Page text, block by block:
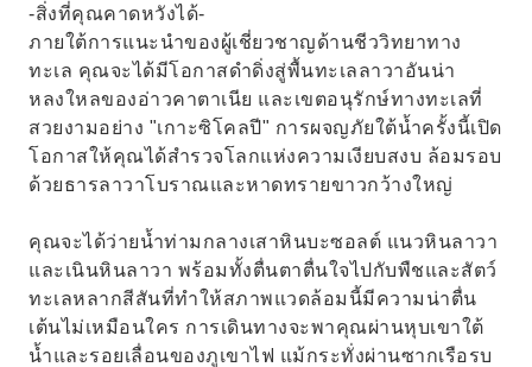
-สิ่งที่คุณคาดหวังได้-
ภายใต้การแนะนำของผู้เชี่ยวชาญด้านชีววิทยาทาง
ทะเล คุณจะได้มีโอกาสดำดิ่งสู่พื้นทะเลลาวาอันน่า
หลงใหลของอ่าวคาตาเนีย และเขตอนุรักษ์ทางทะเลที่
สวยงามอย่าง "เกาะซิโคลปี" การผจญภัยใต้น้ำครั้งนี้เปิด
โอกาสให้คุณได้สำรวจโลกแห่งความเงียบสงบ ล้อมรอบ
ด้วยธารลาวาโบราณและหาดทรายขาวกว้างใหญ่
คุณจะได้ว่ายน้ำท่ามกลางเสาหินบะซอลต์ แนวหินลาวา
และเนินหินลาวา พร้อมทั้งตื่นตาตื่นใจไปกับพืชและสัตว์
ทะเลหลากสีสันที่ทำให้สภาพแวดล้อมนี้มีความน่าตื่น
เต้นไม่เหมือนใคร การเดินทางจะพาคุณผ่านหุบเขาใต้
น้ำและรอยเลื่อนของภูเขาไฟ แม้กระทั่งผ่านซากเรือรบ